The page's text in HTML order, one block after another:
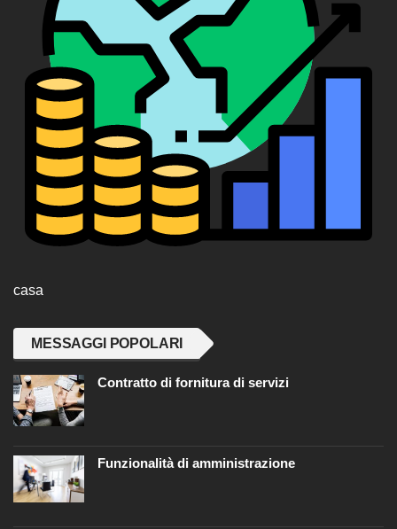
casa
MESSAGGI POPOLARI
Contratto di fornitura di servizi
Funzionalità di amministrazione